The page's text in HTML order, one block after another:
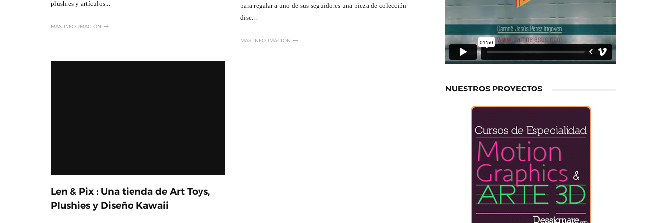
plushies y artículos...
MÁS INFORMACIÓN
para regalar a uno de sus seguidores una pieza de colección
dise...
MÁS INFORMACIÓN
Len & Pix : Una tienda de Art Toys,
Plushies y Diseño Kawaii
NUESTROS PROYECTOS